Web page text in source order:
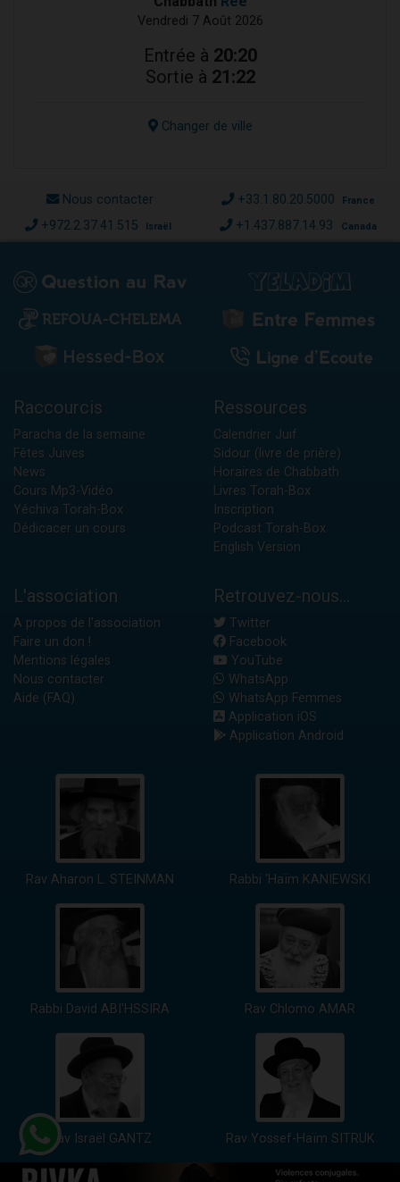
Vendredi 7 Août 2026
Entrée à 20:20
Sortie à 21:22
Changer de ville
Nous contacter +33.1.80.20.5000 France
+972.2.37.41.515 Israël +1.437.887.14.93 Canada
Raccourcis
Paracha de la semaine
Fêtes Juives
News
Cours Mp3-Vidéo
Yéchiva Torah-Box
Dédicacer un cours
Ressources
Calendrier Juif
Sidour (livre de prière)
Horaires de Chabbath
Livres Torah-Box
Inscription
Podcast Torah-Box
English Version
L'association
A propos de l'association
Faire un don !
Mentions légales
Nous contacter
Aide (FAQ)
Retrouvez-nous...
Twitter
Facebook
YouTube
WhatsApp
WhatsApp Femmes
Application iOS
Application Android
Rav Aharon L. STEINMAN Rabbi 'Haïm KANIEWSKI
Rabbi David ABI'HSSIRA Rav Chlomo AMAR
Rav Israël GANTZ Rav Yossef-Haïm SITRUK